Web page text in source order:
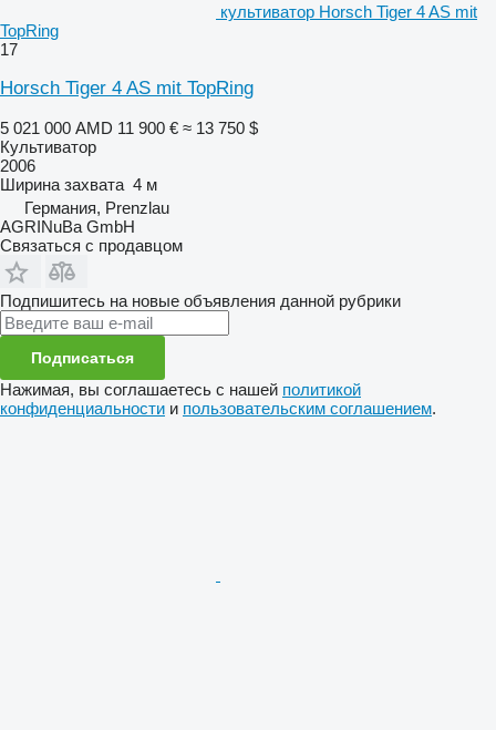
культиватор Horsch Tiger 4 AS mit
TopRing
17
Horsch Tiger 4 AS mit TopRing
5 021 000 AMD 11 900 € ≈ 13 750 $
Культиватор
2006
Ширина захвата 4 м
Германия, Prenzlau
AGRINuBa GmbH
Связаться с продавцом
Подпишитесь на новые объявления данной рубрики
Подписаться
Нажимая, вы соглашаетесь с нашей политикой
конфиденциальности и пользовательским соглашением.